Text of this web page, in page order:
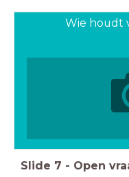
Wie houdt
Slide 7 - Open